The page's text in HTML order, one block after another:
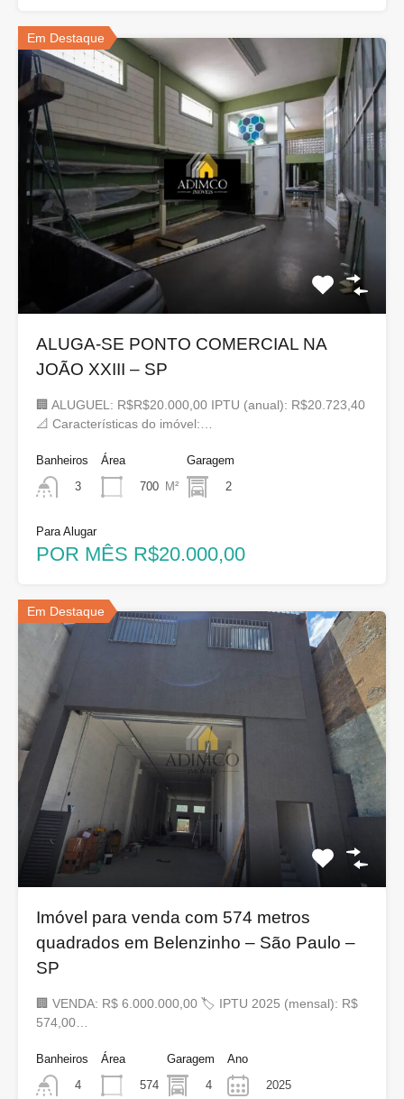
Em Destaque
ALUGA-SE PONTO COMERCIAL NA
JOÃO XXIII – SP
🏢 ALUGUEL: R$R$20.000,00 IPTU (anual): R$20.723,40
📐 Características do imóvel:…
Banheiros
3
Área
700 M²
Garagem
2
Para Alugar
POR MÊS R$20.000,00
Em Destaque
Imóvel para venda com 574 metros
quadrados em Belenzinho – São Paulo –
SP
🏢 VENDA: R$ 6.000.000,00 🏷 IPTU 2025 (mensal): R$
574,00…
Banheiros
4
Área
574
Garagem
4
Ano
2025